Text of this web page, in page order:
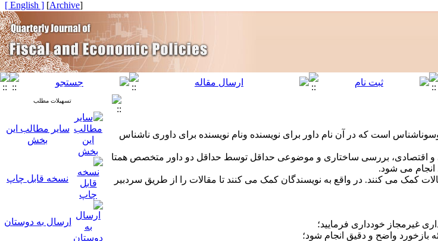
[
Archive
]
[ English ]
است که در آن نام داور برای نویسنده ونام نویسنده برای داوری ناشناس
و اقتصادی، بررسی ساختاری و موضوعی حداقل توسط حداقل دو داور متخصص همتا
می شود.
کمک می کنند. در واقع به نویسندگان کمک می کنند تا مقالات را از طریق سردبیر
غیرمجاز خودداری فرمایید؛
واضح و دقیق انجام شود؛
تسهیلات مطلب
سایر مطالب این
بخش
نسخه قابل چاپ
ارسال به دوستان